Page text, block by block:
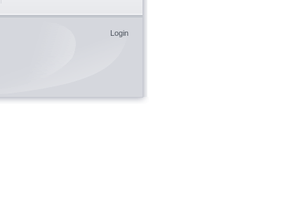
Login